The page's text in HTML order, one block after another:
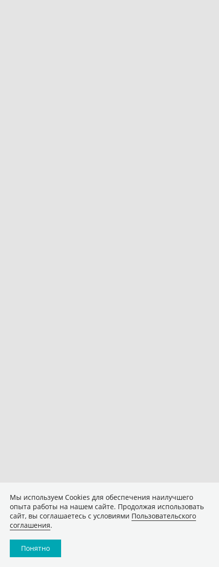
Мы используем Сookies для обеспечения наилучшего
опыта работы на нашем сайте. Продолжая использовать
сайт, вы соглашаетесь с условиями Пользовательского
соглашения.
Понятно